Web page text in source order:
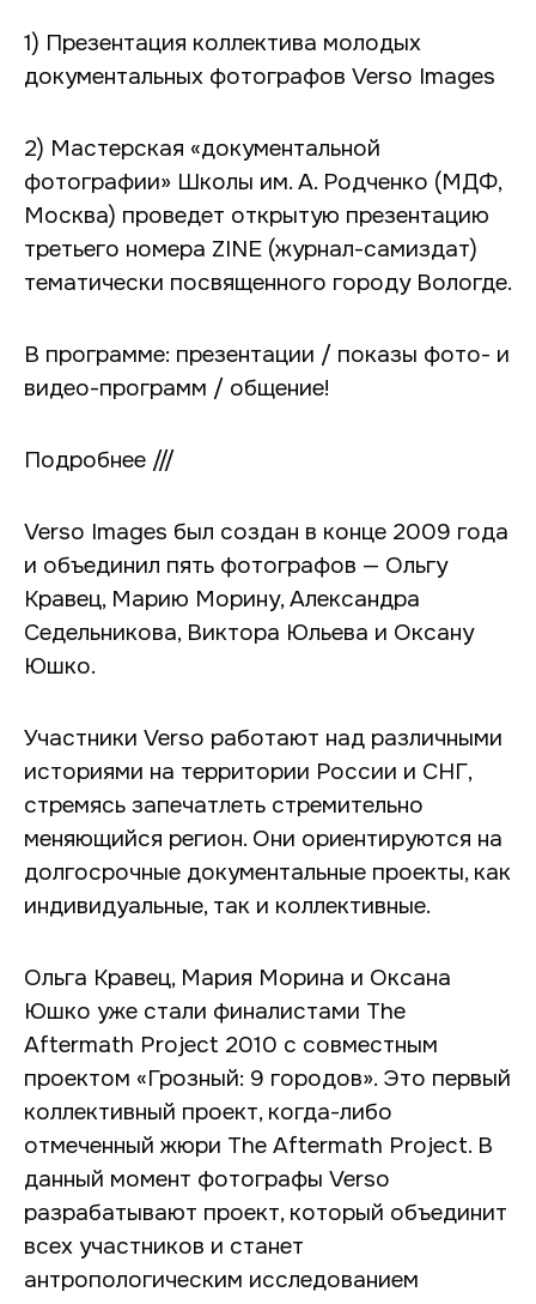
1) Презентация коллектива молодых
документальных фотографов Verso Images
2) Мастерская «документальной
фотографии» Школы им. А. Родченко (МДФ,
Москва) проведет открытую презентацию
третьего номера ZINE (журнал-самиздат)
тематически посвященного городу Вологде.
В программе: презентации / показы фото- и
видео-программ / общение!
Подробнее ///
Verso Images был создан в конце 2009 года
и объединил пять фотографов — Ольгу
Кравец, Марию Морину, Александра
Седельникова, Виктора Юльева и Оксану
Юшко.
Участники Verso работают над различными
историями на территории России и СНГ,
стремясь запечатлеть стремительно
меняющийся регион. Они ориентируются на
долгосрочные документальные проекты, как
индивидуальные, так и коллективные.
Ольга Кравец, Мария Морина и Оксана
Юшко уже стали финалистами The
Aftermath Project 2010 c совместным
проектом «Грозный: 9 городов». Это первый
коллективный проект, когда-либо
отмеченный жюри The Aftermath Project. В
данный момент фотографы Verso
разрабатывают проект, который объединит
всех участников и станет
антропологическим исследованием